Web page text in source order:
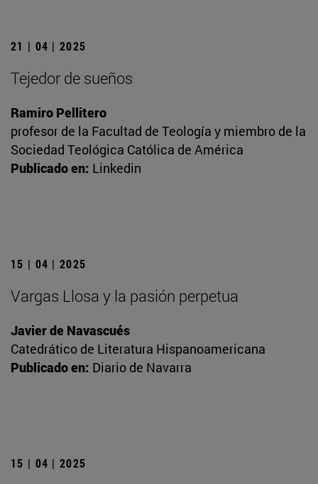
21 | 04 | 2025
Tejedor de sueños
Ramiro Pellitero
profesor de la Facultad de Teología y miembro de la
Sociedad Teológica Católica de América
Publicado en: Linkedin
15 | 04 | 2025
Vargas Llosa y la pasión perpetua
Javier de Navascués
Catedrático de Literatura Hispanoamericana
Publicado en: Diario de Navarra
15 | 04 | 2025